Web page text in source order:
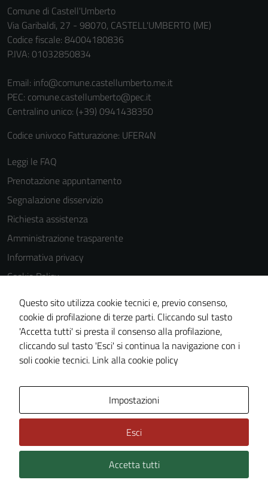
Comune di Castell'Umberto
Via Garibaldi, 27 - 98070, CASTELL'UMBERTO (ME)
Codice fiscale: 84004180836
P.IVA: 01032850834
Email: info@comune.castellumberto.me.it
PEC: comune.castellumberto@pec.it
Centralino unico: (+39) 0941438350
Codice univoco Fatturazione: UFER4N
Leggi le FAQ
Prenotazione appuntamento
Segnalazione disservizio
Richiesta assistenza
Amministrazione trasparente
Informativa privacy
Cookie Policy
Note legali
Dichiarazione di accessibilità
Obiettivi di accessibilità
Piano di miglioramento del sito
Technical Design s.r.l.
Questo sito utilizza cookie tecnici e, previo consenso,
cookie di profilazione di terze parti. Cliccando sul tasto
'Accetta tutti' si presta il consenso alla profilazione,
cliccando sul tasto 'Esci' si continua la navigazione con i
soli cookie tecnici. Link alla cookie policy
Impostazioni
Esci
Accetta tutti
sono necessari
personali.